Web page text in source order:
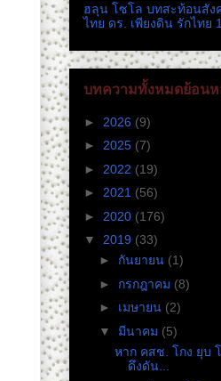
ฮลุน โซโล บทสะท้อนสัง
ไทย ดร. เพียงดิน รักไทย
บทความทั้งหมดย้อนห
► 2026 (9)
► 2025 (7)
► 2022 (19)
► 2021 (56)
► 2020 (176)
▼ 2019 (33)
► กันยายน (1)
► กรกฎาคม (8)
► เมษายน (2)
▼ มีนาคม (5)
หาก คสช.​ โกง ยุบ
ดึงดัน...